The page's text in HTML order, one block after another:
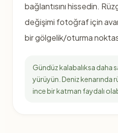
bağlantısını hissedin.
değişimi fotoğraf için
bir gölgelik/oturma
Gündüz kalabalıksa daha
yürüyün. Deniz kenarında
ince bir katman faydalı